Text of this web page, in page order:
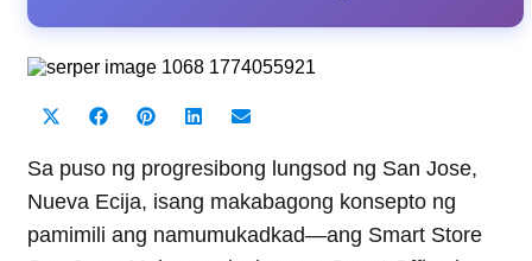
Share
T
w
i
t
Share
c
e
b
o
Share
n
t
e
e
Share
n
k
e
I
Share
a
i
l
Sa puso ng progresibong lungsod ng San Jose,
Nueva Ecija, isang makabagong konsepto ng
pamimili ang namumukadkad—ang Smart Store